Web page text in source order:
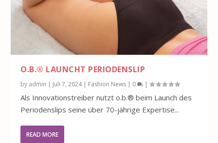
O.B.® LAUNCHT PERIODENSLIP
by admin | Juli 7, 2024| Fashion News | 0 |
Als Innovationstreiber nutzt o.b.® beim Launch des
Periodenslips seine über 70-jährige Expertise...
READ MORE